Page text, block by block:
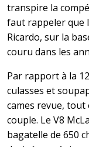
transpire la
faut rappeler que
Ricardo, sur la
couru dans les
Par rapport à la
culasses et
cames revue, tout
couple. Le V8
bagatelle de 650